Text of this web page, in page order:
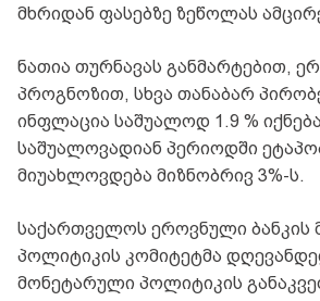
მხრიდან ფასებზე ზეწოლას
ნათია თურნავას განმარტებით,
პროგნოზით, სხვა თანაბარ
ინფლაცია საშუალოდ 1.9 %
საშუალოვადიან პერიოდში
მიუახლოვდება მიზნობრივ 3%-ს.
საქართველოს ეროვნული ბანკის
პოლიტიკის კომიტეტმა
მონეტარული პოლიტიკის